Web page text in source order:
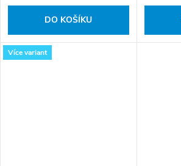
DO KOŠÍKU
Více variant